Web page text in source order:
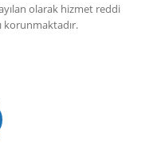
olarak hizmet reddi
korunmaktadır.